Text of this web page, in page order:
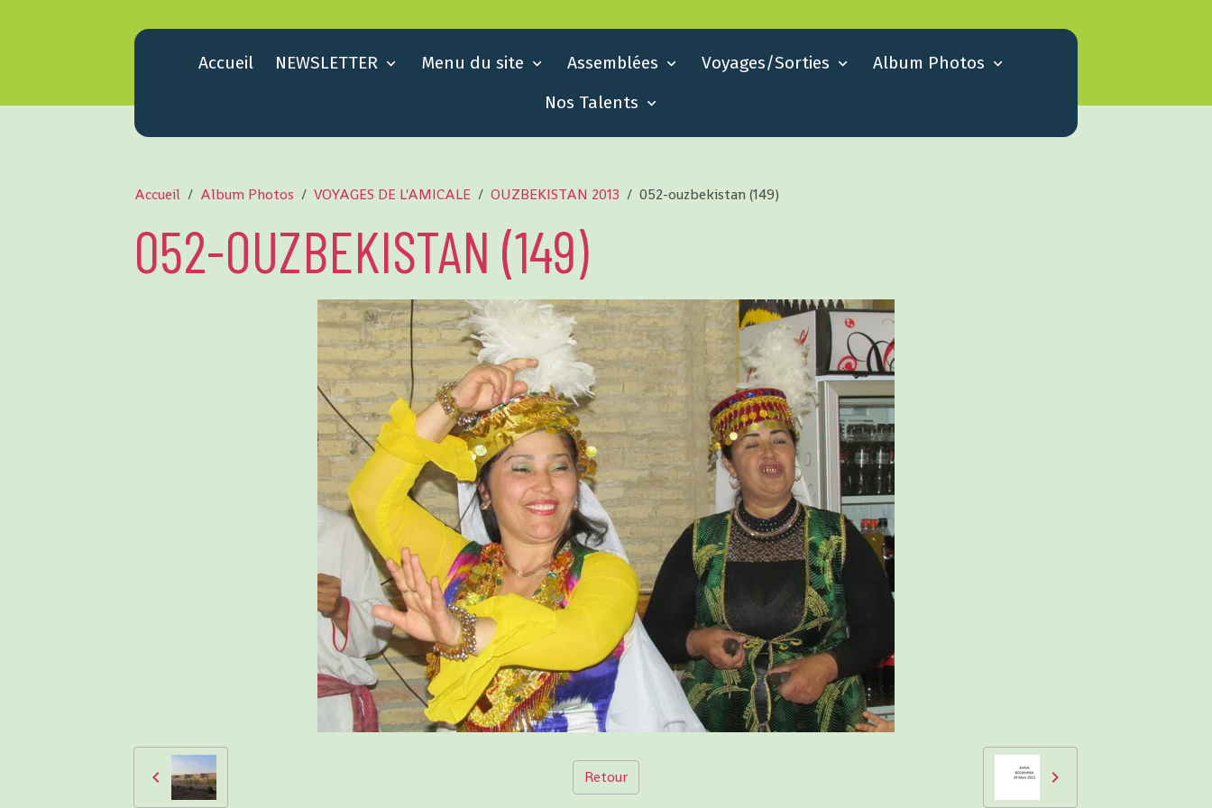
Accueil NEWSLETTER Menu du site Assemblées Voyages/Sorties
Album Photos
Nos Talents
Accueil Album Photos VOYAGES DE L'AMICALE OUZBEKISTAN 2013 052-ouzbekistan (149)
052-OUZBEKISTAN (149)
Retour